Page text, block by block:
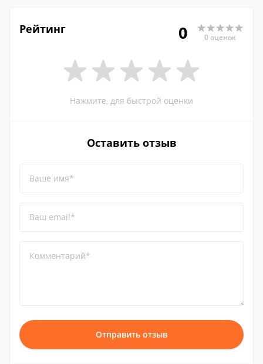
Рейтинг 0 0 оценок
Нажмите, для быстрой оценки
Оставить отзыв
Ваше имя*
Ваш email*
Комментарий*
Отправить отзыв